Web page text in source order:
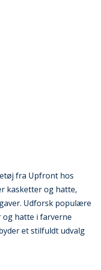
fra Upfront hos
kasketter og hatte,
Udforsk populære
hatte i farverne
et stilfuldt udvalg